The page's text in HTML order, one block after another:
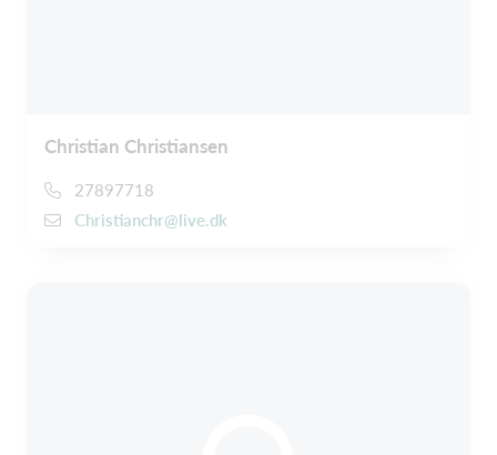
Christian Christiansen
27897718
Christianchr@live.dk